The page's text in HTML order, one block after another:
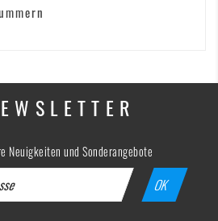
Neuigkeiten und Sonderangebote